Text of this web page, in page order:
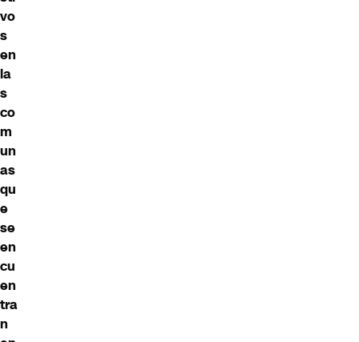
vo
s
en
la
s
co
m
un
as
qu
e
se
en
cu
en
tra
n